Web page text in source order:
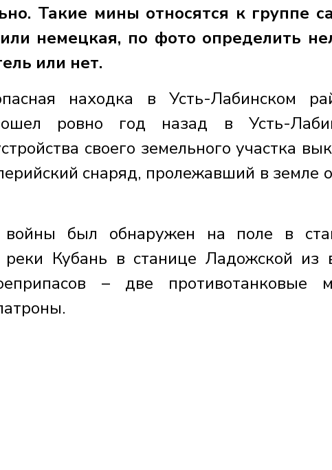
Такие мины относятся к группе
немецкая, по фото определить
или нет.
находка в Усть-Лабинском
ровно год назад в Усть-
своего земельного участка
снаряд, пролежавший в земле
был обнаружен на поле в
Кубань в станице Ладожской из
– две противотанковые